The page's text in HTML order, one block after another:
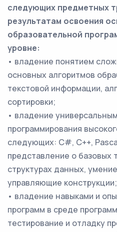
следующих предметных
результатам освоения
образовательной
уровне:
• владение понятием
основных алгоритмов
текстовой информации,
сортировки;
• владение
программирования
следующих: С#, C++,
представление о базовых
структурах данных,
управляющие конструкции;
• владение навыками и
программ в среде
тестирование и отладку